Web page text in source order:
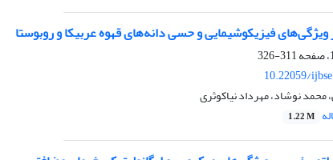
فیزیکوشیمایی و حسی دانه‌های قهوه عربیکا و روبوستا
311-326
10.22059/
نوشاد، مهرداد نیاکوثری
1.22 M